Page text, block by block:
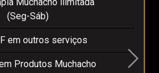
(Seg-Sáb)
em outros serviços
Produtos Muchacho »